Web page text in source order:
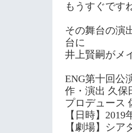
もうすぐです
その舞台の演
台に
井上賢嗣がメ
ENG第十回公
作・演出 久保
プロデュース
【日時】
【劇場】シア